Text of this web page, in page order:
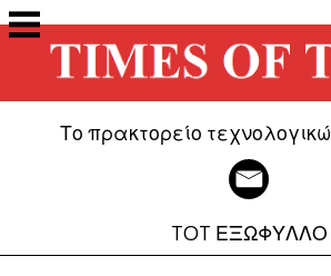
Μετάβαση
στο
περιεχόμενο
Το πρακτορείο
TOT ΕΞΩΦΥΛΛΟ